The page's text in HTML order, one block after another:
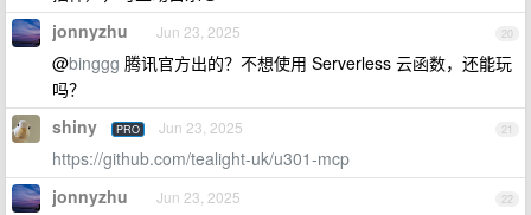
20
jonnyzhu Jun 23, 2025
@binggg 腾讯官方出的？不想使用 Serverless 云函数，还能玩
吗？
21
shiny PRO Jun 23, 2025
https://github.com/tealight-uk/u301-mcp
22
jonnyzhu Jun 23, 2025